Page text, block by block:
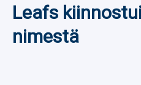
Yleisurheilu
Talviurheilu
Leafs
nimestä